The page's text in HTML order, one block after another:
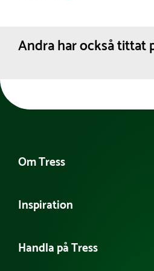
Andra har också tittat
Om Tress
Det här är Tress
Tillgänglighetsredogörelse
Inspiration
Samarbeten
Handla på Tress